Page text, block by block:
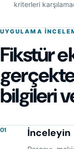
kriterleri
UYGULAMA
Fikstür
bilgileri
01 İnceleyin